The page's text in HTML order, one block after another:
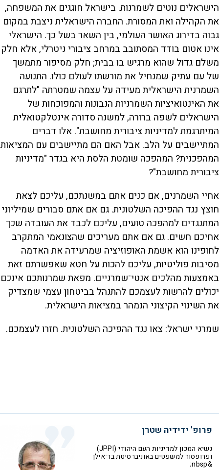
הישראלים נוטים לשמרנות. בישראל חוגגים את המשפחה,
את הקהילה ואת המסורת. החברה הישראלית ניצבת במקום
גבוה בדירוג האושר העולמי, בין השאר בשל כך. הישראלי
אינו אטום בודד המסתובב במרחב ציבורי ניטרלי, אלא חלק
משלם גדול שהוא מרגיש בו בבית; חלק מסיפור מתמשך
של עם עתיק שמנחיל את מורשתו לעולם כולו. התנועה
השמרנית הישראלית מעידה על עצמה שמטרתה "לתרגם
את האינטואיציות השמרניות הנבונות והמפוכחות של
הישראלים לשפה ברורה, למשנה סדורה אינטלקטואלית
המיתרגמת למדיניות ציבורית מחושבת". אלו דברים
המתיישבים על הלב. אבל האם הם מתיישבים עם המציאות
המהפכנית? המהפכה שומטת הלסת היא בגדר "מדיניות
ציבורית מחושבת"?
אחיי השמרנים, אם כנים אתם במשנתכם, עליכם לצאת
חוצץ נגד ההפיכה השלטונית. גם אם אתם סבורים שמיליוני
המתנגדים למהפכה טועים, עליכם לכבד את העובדה שכך
אחיכם חשים. גם אם אתם מעריכים שהצונאמי המתקרב
לחופינו הוא אשמת האופוזיציה שמרעידה את האדמה
מסיבות פוליטיות, עליכם להכות על חטא שאפשרתם זאת
באמצעות מהלכים אנטי־שמרניים. מפאת שמרנותכם אינכם
יכולים להרשות לעצמכם להתנהל בביטחון עצמי שמצדיק
את השינוי הקיצוני הנמהר במציאות הישראלית.
שמרני ישראל: צאו נגד ההפיכה השלטונית. חזרו לעצמכם.
פרופ' ידידיה שטרן
נשיא המכון למדיניות העם היהודי (JPPI)
ופרופסור למשפטים באוניברסיטת בר־אילן
&nbsp;